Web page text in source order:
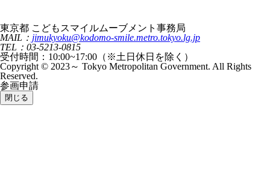
東京都 こどもスマイルムーブメント事務局
MAIL： jimukyoku@kodomo-smile.metro.tokyo.lg.jp
TEL：03-5213-0815
受付時間：10:00~17:00（※土日休日を除く）
Copyright © 2023～ Tokyo Metropolitan Government. All Rights
Reserved.
参画申請
閉じる